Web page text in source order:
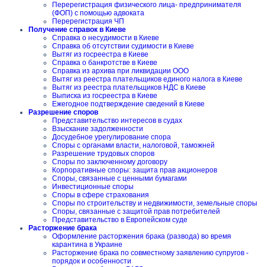
Перерегистрация физического лица- предпринимателя
(ФОП) с помощью адвоката
Перерегистрация ЧП
Получение справок в Киеве
Справка о несудимости в Киеве
Справка об отсутствии судимости в Киеве
Вытяг из госреестра в Киеве
Справка о банкротстве в Киеве
Справка из архива при ликвидации ООО
Вытяг из реестра плательщиков единого налога в Киеве
Вытяг из реестра плательщиков НДС в Киеве
Выписка из госреестра в Киеве
Ежегодное подтверждение сведений в Киеве
Разрешение споров
Представительство интересов в судах
Взыскание задолженности
Досудебное урегулирование спора
Споры с органами власти, налоговой, таможней
Разрешение трудовых споров
Споры по заключенному договору
Корпоративные споры: защита прав акционеров
Споры, связанные с ценными бумагами
Инвестиционные споры
Споры в сфере страхования
Споры по строительству и недвижимости, земельные споры
Споры, связанные с защитой прав потребителей
Представительство в Европейском суде
Расторжение брака
Оформление расторжения брака (развода) во время
карантина в Украине
Расторжение брака по совместному заявлению супругов -
порядок и особенности